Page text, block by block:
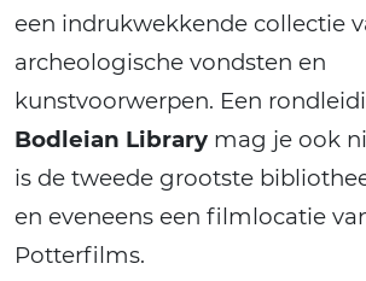
een indrukwekkende collectie
archeologische vondsten en
kunstvoorwerpen. Een
Bodleian Library mag je ook
is de tweede grootste
en eveneens een filmlocatie
Potterfilms.